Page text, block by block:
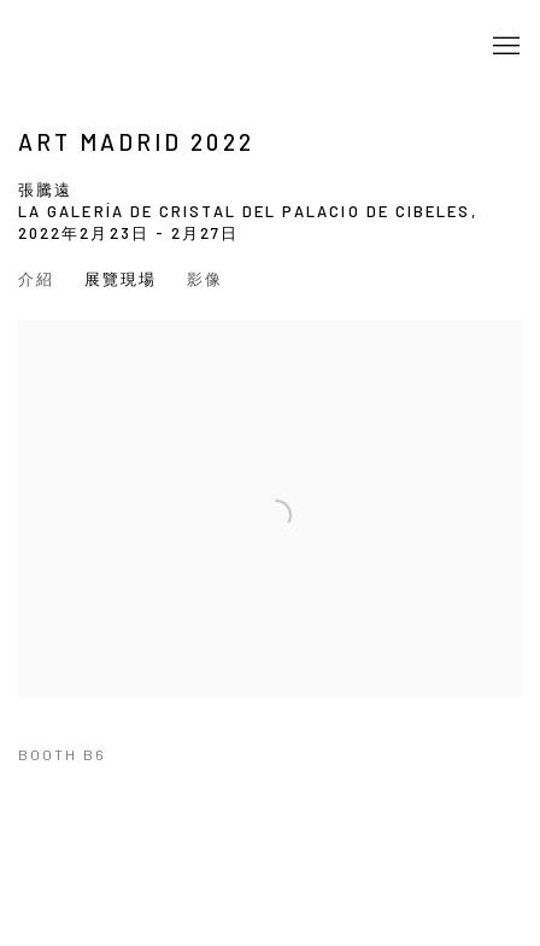
ART MADRID 2022
張騰遠
LA GALERÍA DE CRISTAL DEL PALACIO DE CIBELES,
2022年2月23日 - 2月27日
介紹 展覽現場 影像
BOOTH B6